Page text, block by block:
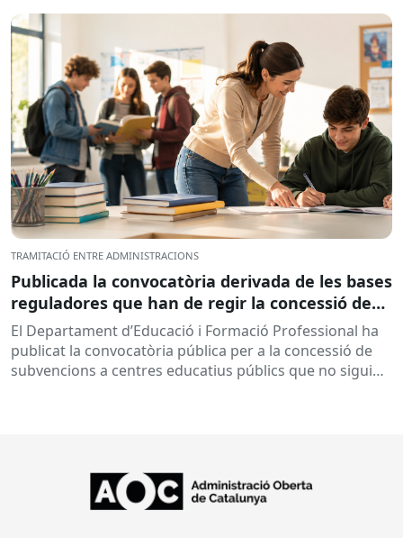
TRAMITACIÓ ENTRE ADMINISTRACIONS
Publicada la convocatòria derivada de les bases
reguladores que han de regir la concessió de
subvencions a centres educatius, per al
desenvolupament de programes de formació i
inserció, durant el curs 2026-2027
El Departament d’Educació i Formació Professional ha
publicat la convocatòria pública per a la concessió de
subvencions a centres educatius públics que no siguin